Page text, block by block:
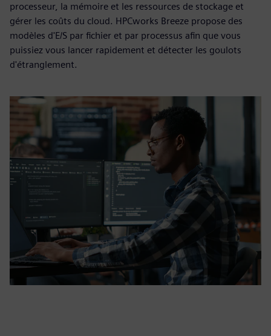
processeur, la mémoire et les ressources de stockage et
gérer les coûts du cloud. HPCworks Breeze propose des
modèles d'E/S par fichier et par processus afin que vous
puissiez vous lancer rapidement et détecter les goulots
d'étranglement.